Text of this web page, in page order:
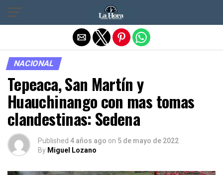
NACIONAL
Tepeaca, San Martín y
Huauchinango con mas tomas
clandestinas: Sedena
Published 4 años ago on 5 de mayo de 2022
By Miguel Lozano
Salir de la versión móvil